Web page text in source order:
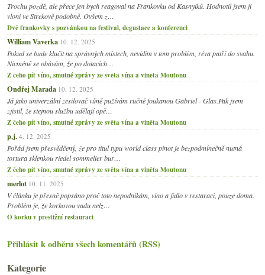
Trochu pozdě, ale přece jen bych reagoval na Frankovku od Kasnyiků. Hodnotil jsem ji
vloni ve Strekově podobně. Ovšem z…
Dvě frankovky s pozvánkou na festival, degustace a konferenci
William Vaverka 10. 12. 2025
Pokud se bude klučit na správných místech, nevidím v tom problém, réva patří do svahu.
Nicméně se obávám, že po dotacích…
Z čeho pít víno, smutné zprávy ze světa vína a viněta Moutonu
Ondřej Marada 10. 12. 2025
Já jako univerzální zesilovač vůně pužívám ručně foukanou Gabriel - Glas.Pak jsem
zjistil, že stejnou službu udělají opě…
Z čeho pít víno, smutné zprávy ze světa vína a viněta Moutonu
p.j. 4. 12. 2025
Pořád jsem přesvědčený, že pro titul typu world class pinot je bezpodmínečně nutná
tortura sklenkou riedel sommelier bur…
Z čeho pít víno, smutné zprávy ze světa vína a viněta Moutonu
merlot 10. 11. 2025
V článku je přesně popsáno proč toto nepodnikám, víno a jídlo v restaraci, pouze doma.
Problém je, že korkovou vadu nelz…
O korku v prestižní restauraci
Přihlásit k odběru všech komentářů (RSS)
Kategorie